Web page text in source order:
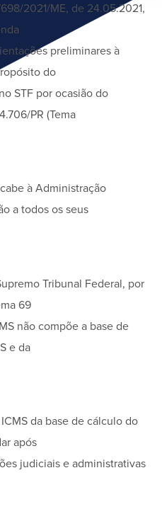
2021/ME, de 24.05.2021,
preliminares à
do
STF por ocasião do
PR (Tema
à Administração
a todos os seus
Tribunal Federal, por
69
não compõe a base de
e da
da base de cálculo do
após
judiciais e administrativas